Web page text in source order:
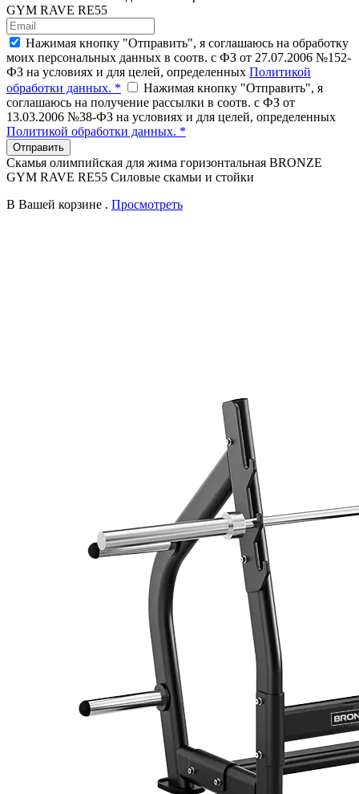
GYM RAVE RE55
Нажимая кнопку "Отправить", я соглашаюсь на обработку
моих персональных данных в соотв. с ФЗ от 27.07.2006 №152-
ФЗ на условиях и для целей, определенных Политикой
обработки данных. *
Нажимая кнопку "Отправить", я
соглашаюсь на получение рассылки в соотв. с ФЗ от
13.03.2006 №38-ФЗ на условиях и для целей, определенных
Политикой обработки данных. *
Отправить
Скамья олимпийская для жима горизонтальная BRONZE
GYM RAVE RE55 Силовые скамьи и стойки
В Вашей корзине . Просмотреть